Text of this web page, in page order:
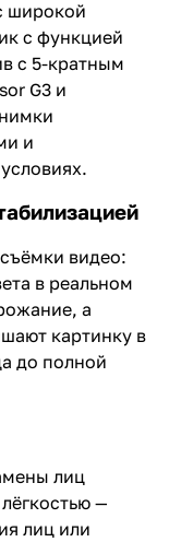
широкой
с функцией
с 5-кратным
G3 и
и
видео:
в реальном
а
картинку в
до полной
лиц
—
лиц или